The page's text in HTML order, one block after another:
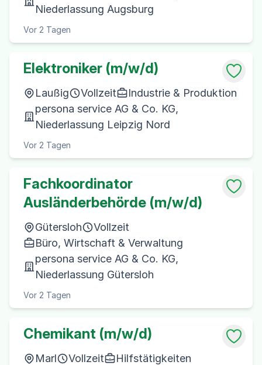
Niederlassung Augsburg
Vor 2 Tagen
Elektroniker (m/w/d)
Laußig Vollzeit
Industrie & Produktion
persona service AG & Co. KG,
Niederlassung Leipzig Nord
Vor 2 Tagen
Fachkoordinator
Ausländerbehörde (m/w/d)
Gütersloh
Vollzeit
Büro, Wirtschaft & Verwaltung
persona service AG & Co. KG,
Niederlassung Gütersloh
Vor 2 Tagen
Chemikant (m/w/d)
Marl Vollzeit
Hilfstätigkeiten